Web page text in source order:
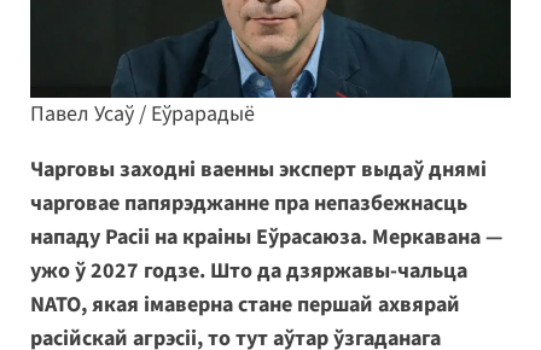
Павел Усаў / Еўрарадыё
Чарговы заходні ваенны эксперт выдаў днямі
чарговае папярэджанне пра непазбежнасць
нападу Расіі на краіны Еўрасаюза. Меркавана —
ужо ў 2027 годзе. Што да дзяржавы-чальца
NATO, якая імаверна стане першай ахвярай
расійскай агрэсіі, то тут аўтар ўзгаданага